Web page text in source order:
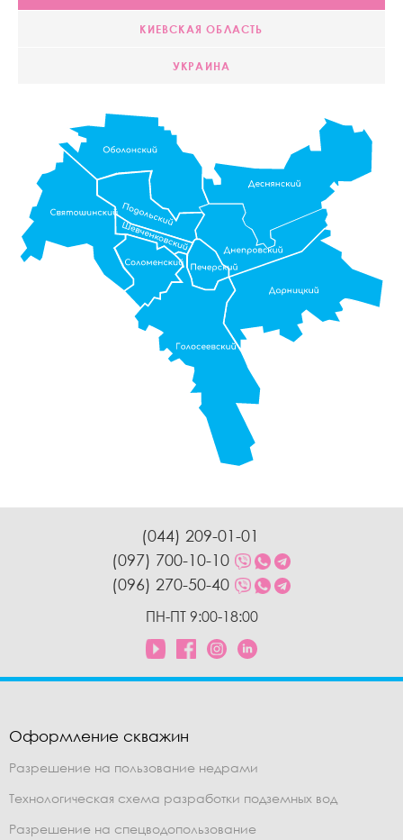
КИЕВСКАЯ ОБЛАСТЬ
УКРАИНА
(044) 209-01-01
(097) 700-10-10
(096) 270-50-40
ПН-ПТ 9:00-18:00
Оформление скважин
Разрешение на пользование недрами
Технологическая схема разработки подземных вод
Разрешение на спецводопользование